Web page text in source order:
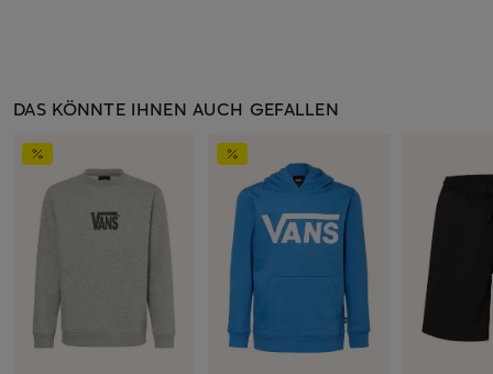
DAS KÖNNTE IHNEN AUCH GEFALLEN